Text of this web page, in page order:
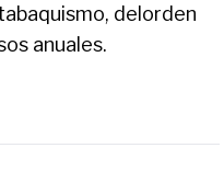
delorden
anuales.